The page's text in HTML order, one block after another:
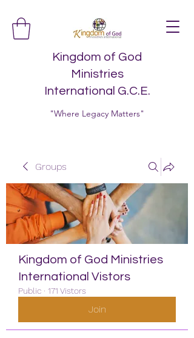
Kingdom of God
Ministries
International G.C.E.
"Where Legacy Matters"
Groups
Kingdom of God Ministries
International Vistors
Public · 171 Vistors
Join